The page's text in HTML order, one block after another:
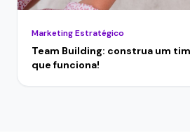
Marketing Estratégico
Team Building: construa um
que funciona!